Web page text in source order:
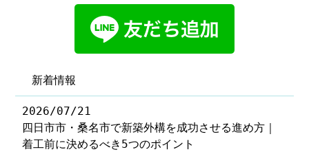
新着情報
2026/07/21
四日市市・桑名市で新築外構を成功させる進め方｜
着工前に決めるべき5つのポイント